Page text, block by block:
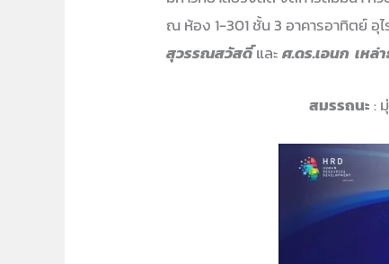
ณ ห้อง 1-301 ชั้น 3 อาคารอาทิตย์
สุวรรณสวัสดิ์และศ.ดร.เอนก เหล่
สมรรถนะ: